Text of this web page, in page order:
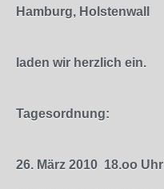
Hamburg, Holstenwall
laden wir herzlich ein.
Tagesordnung:
26. März 2010 18.oo Uhr